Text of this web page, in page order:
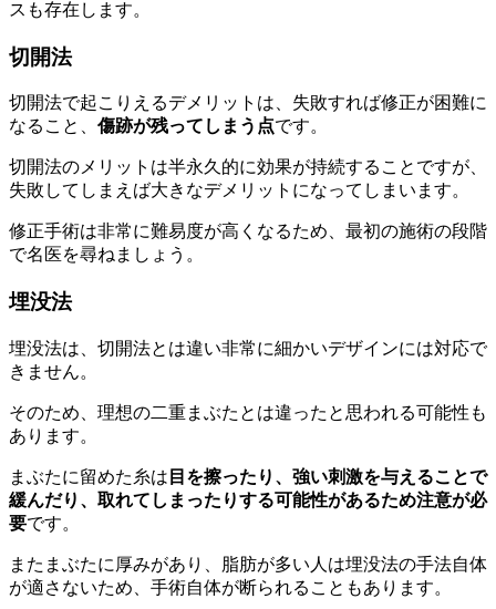
スも存在します。
切開法
切開法で起こりえるデメリットは、失敗すれば修正が困難に
なること、 傷跡が残ってしまう点です。
切開法のメリットは半永久的に効果が持続することですが、
失敗してしまえば大きなデメリットになってしまいます。
修正手術は非常に難易度が高くなるため、最初の施術の段階
で名医を尋ねましょう。
埋没法
埋没法は、切開法とは違い非常に細かいデザインには対応で
きません。
そのため、理想の二重まぶたとは違ったと思われる可能性も
あります。
まぶたに留めた糸は 目を擦ったり、強い刺激を与えることで
緩んだり、取れてしまったりする可能性があるため注意が必
要です。
またまぶたに厚みがあり、脂肪が多い人は埋没法の手法自体
が適さないため、手術自体が断られることもあります。